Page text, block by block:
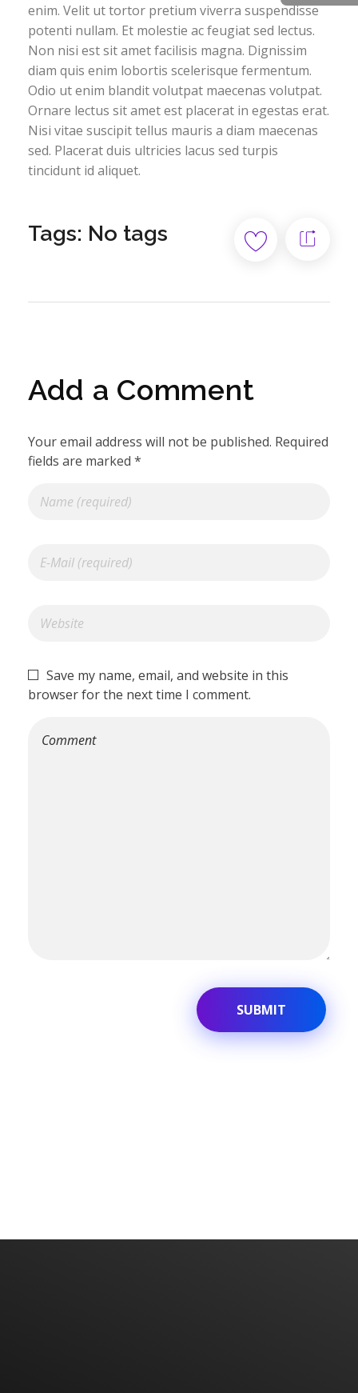
enim. Velit ut tortor pretium viverra suspendisse
potenti nullam. Et molestie ac feugiat sed lectus.
Non nisi est sit amet facilisis magna. Dignissim
diam quis enim lobortis scelerisque fermentum.
Odio ut enim blandit volutpat maecenas volutpat.
Ornare lectus sit amet est placerat in egestas erat.
Nisi vitae suscipit tellus mauris a diam maecenas
sed. Placerat duis ultricies lacus sed turpis
tincidunt id aliquet.
Tags: No tags
Add a Comment
Your email address will not be published. Required
fields are marked *
Save my name, email, and website in this
browser for the next time I comment.